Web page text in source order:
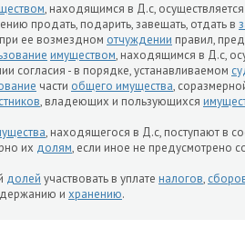
, находящимся в Д.с,
продать, подарить, завещать, отдать в
ее возмездном отчуждении правил,
имуществом, находящимся в Д.с,
согласия - в порядке, устанавливаемом
части общего имущества,
, владеющих и пользующихся
, находящегося в Д.с, поступают в
их долям, если иное не предусмотрено
долей участвовать в уплате налогов,
и хранению.